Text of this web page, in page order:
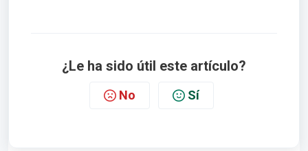
¿Le ha sido útil este artículo?
No Sí